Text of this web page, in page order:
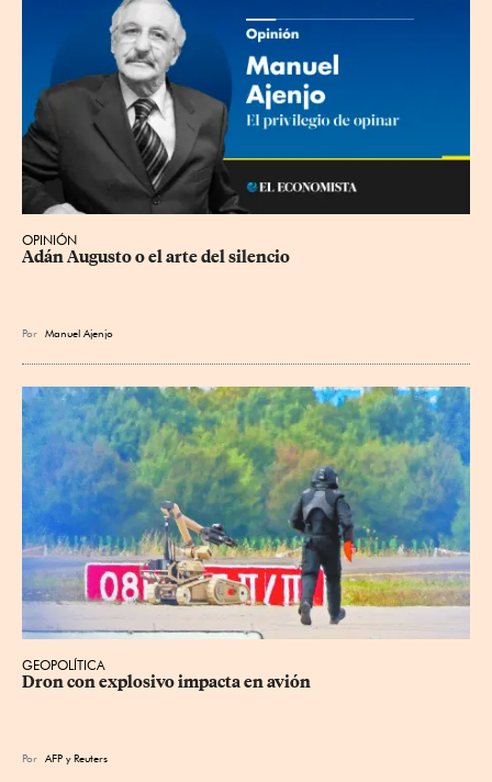
OPINIÓN
Adán Augusto o el arte del silencio
Por Manuel Ajenjo
GEOPOLÍTICA
Dron con explosivo impacta en avión
Por AFP yReuters